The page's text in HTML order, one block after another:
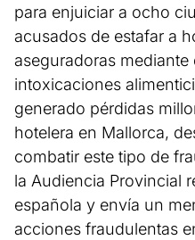
para enjuiciar a ocho
acusados de estafar a
aseguradoras
intoxicaciones
generado pérdidas
hotelera en Mallorca,
combatir este tipo de
la Audiencia Provincial
española y envía un
acciones fraudulentas